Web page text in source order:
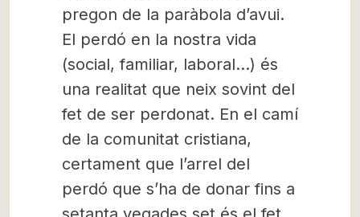
pregon de la paràbola d’avui.
El perdó en la nostra vida
(social, familiar, laboral…) és
una realitat que neix sovint del
fet de ser perdonat. En el camí
de la comunitat cristiana,
certament que l’arrel del
perdó que s’ha de donar fins a